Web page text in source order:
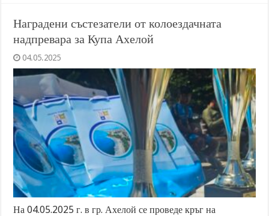
Наградени състезатели от колоездачната
надпревара за Купа Ахелой
04.05.2025
На 04.05.2025 г. в гр. Ахелой се проведе кръг на